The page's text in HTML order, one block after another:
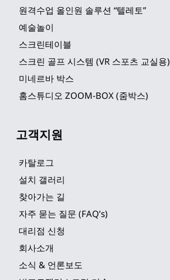
원격수업 올인원 솔루션 “텔레토”
예술놀이
스크린테이블
스크린 골프 시스템 (VR 스포츠 교실용)
미네르바 박스
홈스튜디오 ZOOM-BOX (줌박스)
고객지원
카탈로그
설치 갤러리
찾아가는 길
자주 묻는 질문 (FAQ’s)
대리점 신청
회사소개
소식 & 언론보도